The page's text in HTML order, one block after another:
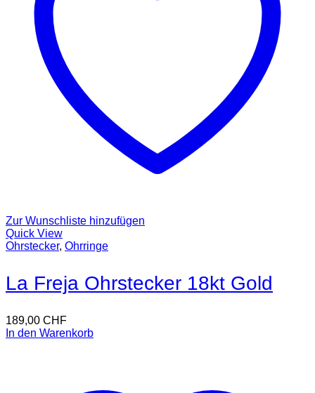
Zur Wunschliste hinzufügen
Quick View
Ohrstecker, Ohrringe
La Freja Ohrstecker 18kt Gold
189,00 CHF
In den Warenkorb